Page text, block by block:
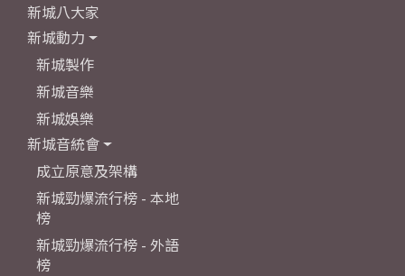
新城八大家
新城動力
新城製作
新城音樂
新城娛樂
新城音統會
成立原意及架構
新城勁爆流行榜 - 本地
榜
新城勁爆流行榜 - 外語
榜